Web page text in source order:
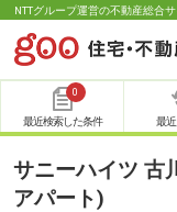
NTTグループ運営の不動産総合
0
最近検索した条件 最
サニーハイツ 古
アパート)